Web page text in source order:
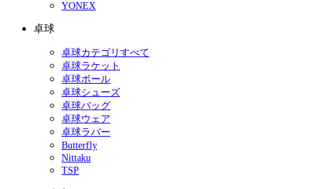
YONEX
卓球
卓球カテゴリすべて
卓球ラケット
卓球ボール
卓球シューズ
卓球バッグ
卓球ウェア
卓球ラバー
Butterfly
Nittaku
TSP